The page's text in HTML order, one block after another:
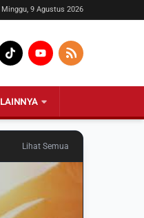
Minggu, 9 Agustus 2026
LAINNYA
Lihat Semua